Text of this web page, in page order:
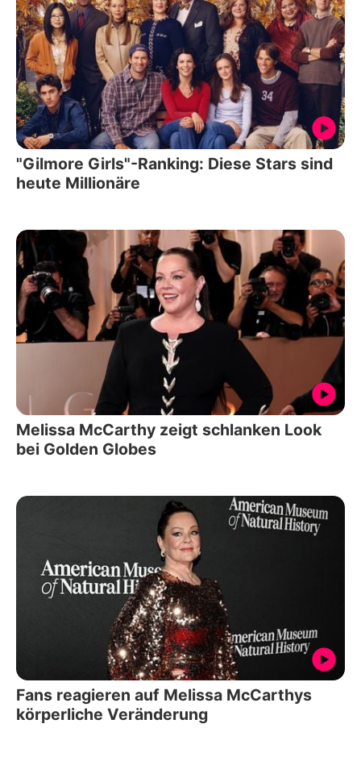
"Gilmore Girls"-Ranking: Diese Stars sind
heute Millionäre
Melissa McCarthy zeigt schlanken Look
bei Golden Globes
Fans reagieren auf Melissa McCarthys
körperliche Veränderung